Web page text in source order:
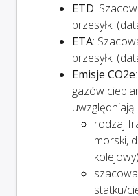
ETD:
przesyłki
ETA:
przesyłki
Emisje CO2e
gazów
uwzględniają:
rodzaj
morski,
statku/